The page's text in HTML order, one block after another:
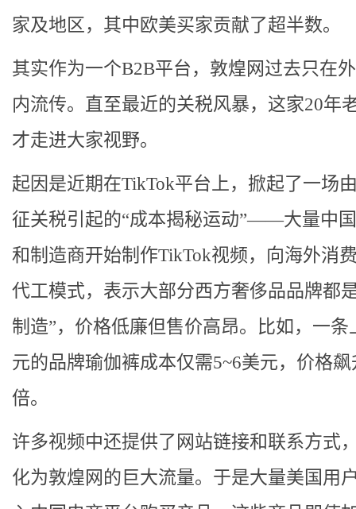
家及地区，其中欧美买家贡献了超半数。
其实作为一个B2B平台，敦煌网过去只在
内流传。直至最近的关税风暴，这家20年
才走进大家视野。
起因是近期在TikTok平台上，掀起了一场
征关税引起的“成本揭秘运动”——大量中
和制造商开始制作TikTok视频，向海外消
代工模式，表示大部分西方奢侈品品牌都
制造”，价格低廉但售价高昂。比如，一条
元的品牌瑜伽裤成本仅需5~6美元，价格
倍。
许多视频中还提供了网站链接和联系方式
化为敦煌网的巨大流量。于是大量美国用